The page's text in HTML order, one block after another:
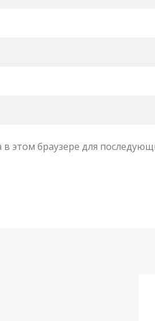
в этом браузере для